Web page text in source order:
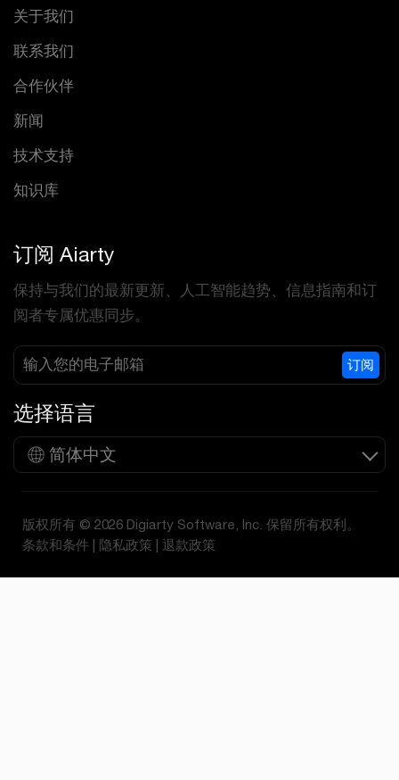
关于我们
联系我们
合作伙伴
新闻
技术支持
知识库
订阅 Aiarty
保持与我们的最新更新、人工智能趋势、信息指南和订
阅者专属优惠同步。
订阅
选择语言
简体中文
版权所有 © 2026 Digiarty Software, Inc. 保留所有权利。
条款和条件
隐私政策 退款政策